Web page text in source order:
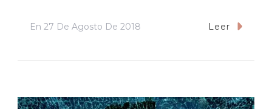
En 27 De Agosto De 2018 Leer